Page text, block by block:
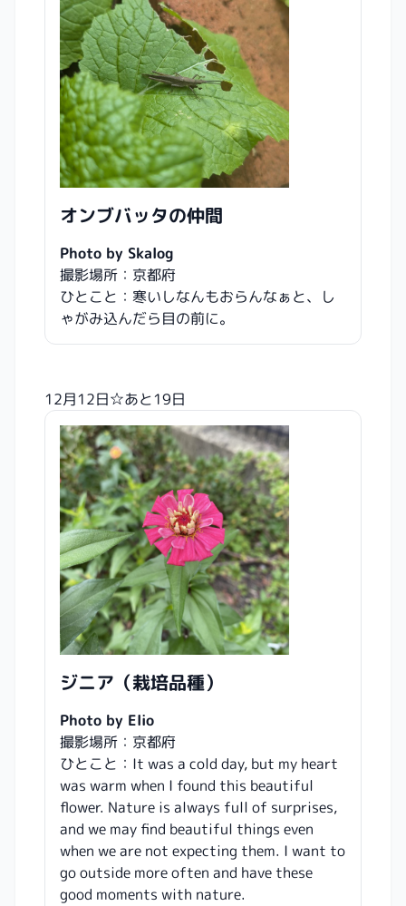
オンブバッタの仲間
Photo by Skalog
撮影場所：京都府
ひとこと：寒いしなんもおらんなぁと、し
ゃがみ込んだら目の前に。
12月12日☆あと19日
ジニア（栽培品種）
Photo by Elio
撮影場所：京都府
ひとこと：It was a cold day, but my heart
was warm when I found this beautiful
flower. Nature is always full of surprises,
and we may find beautiful things even
when we are not expecting them. I want to
go outside more often and have these
good moments with nature.